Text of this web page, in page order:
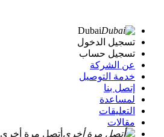
Dubai
تسجيل الدخول
تسجيل حساب
عن الشركة
خدمة التوصيل
إتصل بنا
لمساعدة
التعليقات
مقالات
أتصل مرة أخرى